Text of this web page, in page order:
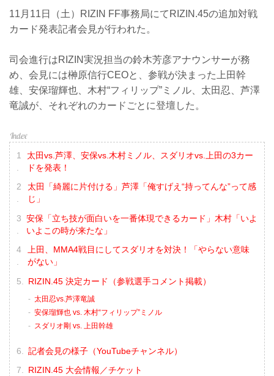
11月11日（土）RIZIN FF事務局にてRIZIN.45の追加対戦
カード発表記者会見が行われた。
司会進行はRIZIN実況担当の鈴木芳彦アナウンサーが務
め、会見には榊原信行CEOと、参戦が決まった上田幹
雄、安保瑠輝也、木村“フィリップ”ミノル、太田忍、芦澤
竜誠が、それぞれのカードごとに登壇した。
太田vs.芦澤、安保vs.木村ミノル、スダリオvs.上田の3カー
ドを発表！
太田「綺麗に片付ける」芦澤「俺すげえ“持ってんな”って感
じ」
安保「立ち技が面白いを一番体現できるカード」木村「いよ
いよこの時が来たな」
上田、MMA4戦目にしてスダリオを対決！「やらない意味
がない」
RIZIN.45 決定カード（参戦選手コメント掲載）
太田忍vs.芦澤竜誠
安保瑠輝也 vs. 木村“フィリップ”ミノル
スダリオ剛 vs. 上田幹雄
記者会見の様子（YouTubeチャンネル）
RIZIN.45 大会情報／チケット